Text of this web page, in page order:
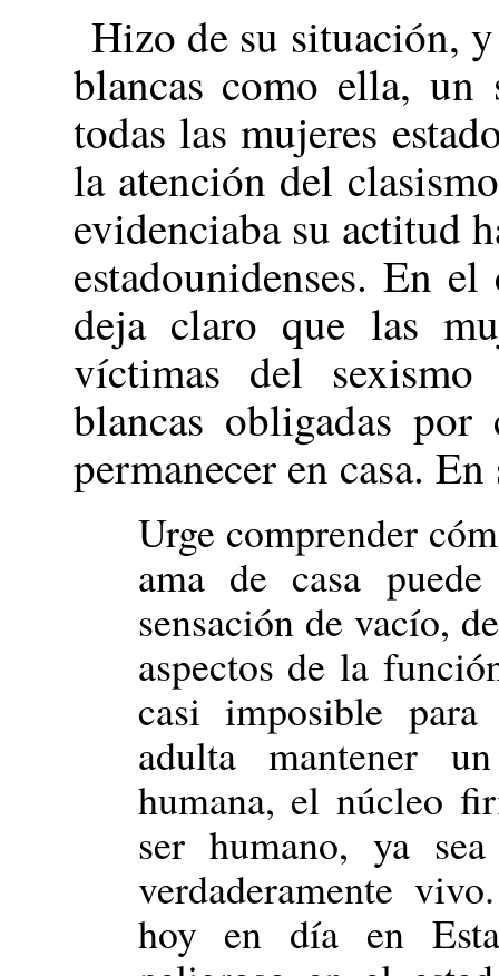
Hizo de su situación,
blancas como ella,
todas las mujeres
la atención del
evidenciaba su actitud
estadounidenses. En
deja claro que las
víctimas del sexismo
blancas obligadas por
permanecer en casa.
Urge comprender
ama de casa
sensación de vacío,
aspectos de la
casi imposible
adulta mantener
humana, el núcleo
ser humano, ya
verdaderamente
hoy en día en